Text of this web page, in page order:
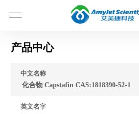
产品中心
中文名称
化合物 Capstafin CAS:1818390-52-1
英文名字